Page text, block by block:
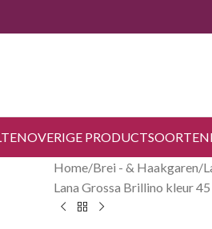
OVERIGE PRODUCTSOORTEN
Home Brei - & Haakgaren
Lana Grossa Brillino kleur 45